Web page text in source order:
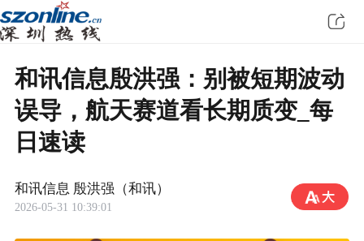
和讯信息殷洪强：别被短期波动
误导，航天赛道看长期质变_每
日速读
和讯信息 殷洪强（和讯）
2026-05-31 10:39:01